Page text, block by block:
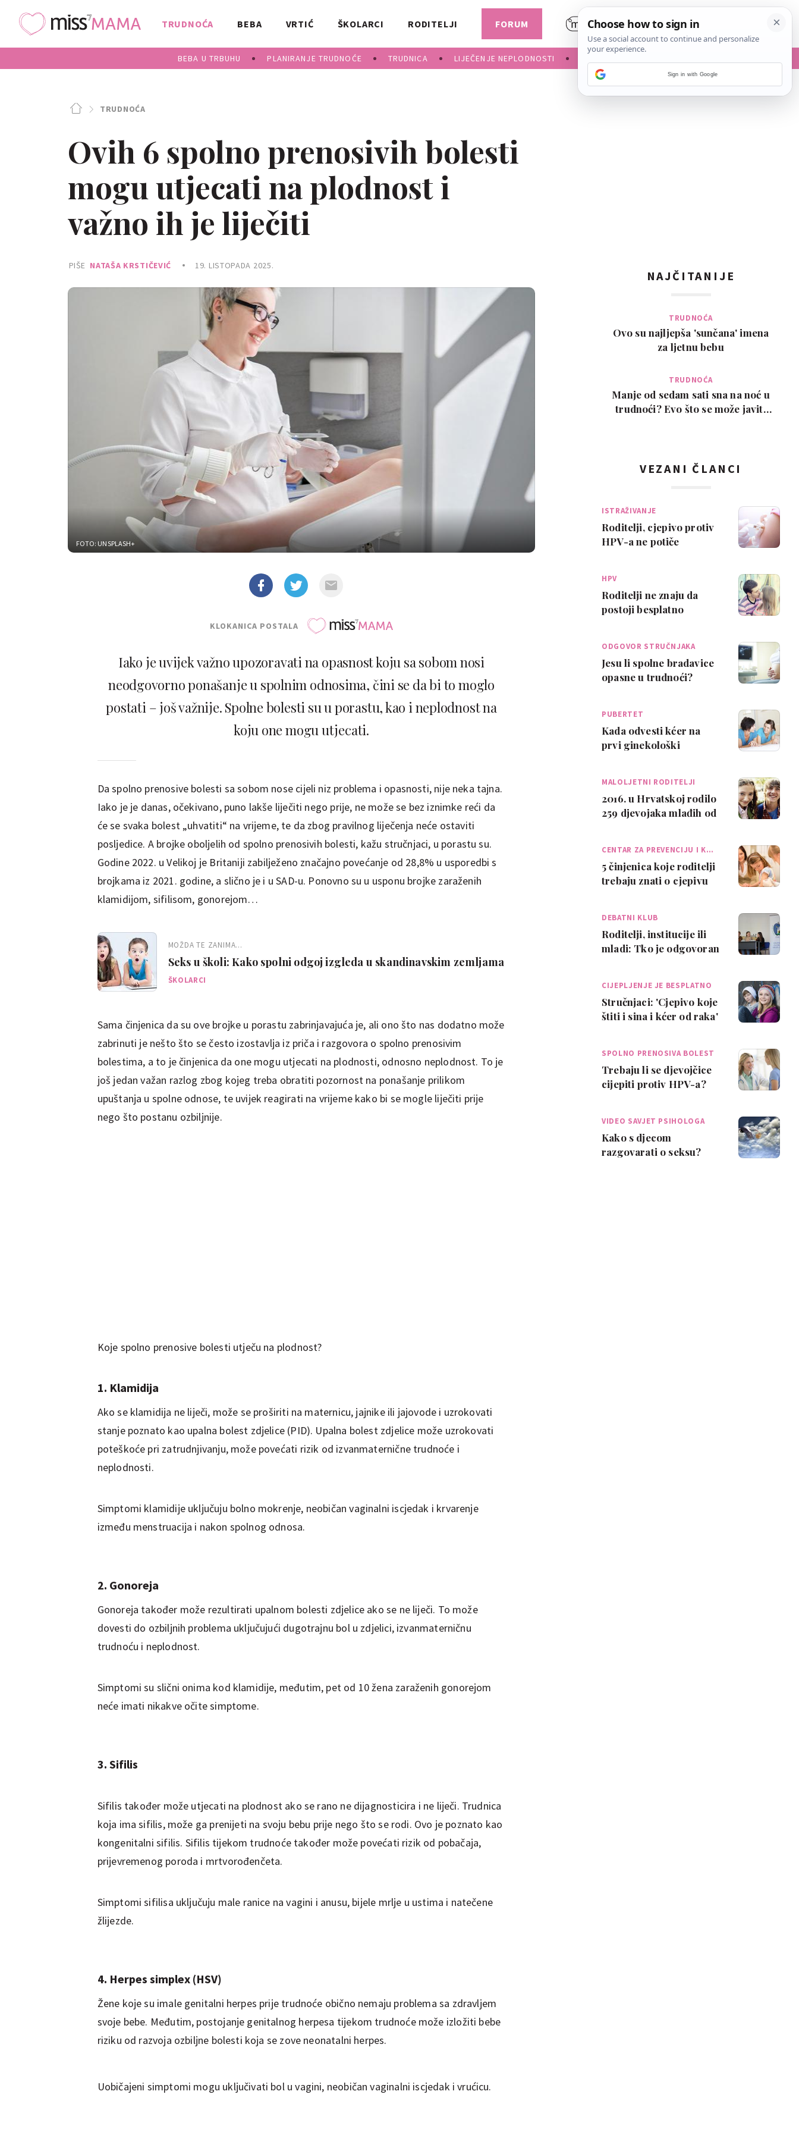
TRUDNOĆA
BEBA U TRBUHU PLANIRANJE TRUDNOĆE TRUDNICA LIJEČENJE NEPLODNOSTI
BEBA VRTIĆ ŠKOLARCI RODITELJI FORUM
TRUDNOĆA
Ovih 6 spolno prenosivih bolesti
mogu utjecati na plodnost i
važno ih je liječiti
PIŠE NATAŠA KRSTIČEVIĆ 19. LISTOPADA 2025.
FOTO: UNSPLASH+
KLOKANICA POSTALA
Iako je uvijek važno upozoravati na opasnost koju sa sobom nosi
neodgovorno ponašanje u spolnim odnosima, čini se da bi to moglo
postati – još važnije. Spolne bolesti su u porastu, kao i neplodnost na
koju one mogu utjecati.
Da spolno prenosive bolesti sa sobom nose cijeli niz problema i opasnosti, nije neka tajna.
Iako je je danas, očekivano, puno lakše liječiti nego prije, ne može se bez iznimke reći da
će se svaka bolest „uhvatiti“ na vrijeme, te da zbog pravilnog liječenja neće ostaviti
posljedice. A brojke oboljelih od spolno prenosivih bolesti, kažu stručnjaci, u porastu su.
Godine 2022. u Velikoj je Britaniji zabilježeno značajno povećanje od 28,8% u usporedbi s
brojkama iz 2021. godine, a slično je i u SAD-u. Ponovno su u usponu brojke zaraženih
klamidijom, sifilisom, gonorejom…
MOŽDA TE ZANIMA...
Seks u školi: Kako spolni odgoj izgleda u skandinavskim zemljama
ŠKOLARCI
Sama činjenica da su ove brojke u porastu zabrinjavajuća je, ali ono što nas dodatno može
zabrinuti je nešto što se često izostavlja iz priča i razgovora o spolno prenosivim
bolestima, a to je činjenica da one mogu utjecati na plodnosti, odnosno neplodnost. To je
još jedan važan razlog zbog kojeg treba obratiti pozornost na ponašanje prilikom
upuštanja u spolne odnose, te uvijek reagirati na vrijeme kako bi se mogle liječiti prije
nego što postanu ozbiljnije.
Koje spolno prenosive bolesti utječu na plodnost?
1. Klamidija
Ako se klamidija ne liječi, može se proširiti na maternicu, jajnike ili jajovode i uzrokovati
stanje poznato kao upalna bolest zdjelice (PID). Upalna bolest zdjelice može uzrokovati
poteškoće pri zatrudnjivanju, može povećati rizik od izvanmaternične trudnoće i
neplodnosti.
Simptomi klamidije uključuju bolno mokrenje, neobičan vaginalni iscjedak i krvarenje
između menstruacija i nakon spolnog odnosa.
2. Gonoreja
Gonoreja također može rezultirati upalnom bolesti zdjelice ako se ne liječi. To može
dovesti do ozbiljnih problema uključujući dugotrajnu bol u zdjelici, izvanmaterničnu
trudnoću i neplodnost.
Simptomi su slični onima kod klamidije, međutim, pet od 10 žena zaraženih gonorejom
neće imati nikakve očite simptome.
3. Sifilis
Sifilis također može utjecati na plodnost ako se rano ne dijagnosticira i ne liječi. Trudnica
koja ima sifilis, može ga prenijeti na svoju bebu prije nego što se rodi. Ovo je poznato kao
kongenitalni sifilis. Sifilis tijekom trudnoće također može povećati rizik od pobačaja,
prijevremenog poroda i mrtvorođenčeta.
Simptomi sifilisa uključuju male ranice na vagini i anusu, bijele mrlje u ustima i natečene
žlijezde.
4. Herpes simplex (HSV)
Žene koje su imale genitalni herpes prije trudnoće obično nemaju problema sa zdravljem
svoje bebe. Međutim, postojanje genitalnog herpesa tijekom trudnoće može izložiti bebe
riziku od razvoja ozbiljne bolesti koja se zove neonatalni herpes.
Uobičajeni simptomi mogu uključivati ​​bol u vagini, neobičan vaginalni iscjedak i vrućicu.
NAJČITANIJE
TRUDNOĆA
Ovo su najljepša 'sunčana' imena
za ljetnu bebu
TRUDNOĆA
Manje od sedam sati sna na noć u
trudnoći? Evo što se može javiti
VEZANI ČLANCI
ISTRAŽIVANJE
Roditelji, cjepivo protiv
HPV-a ne potiče
HPV
Roditelji ne znaju da
postoji besplatno
ODGOVOR STRUČNJAKA
Jesu li spolne bradavice
opasne u trudnoći?
PUBERTET
Kada odvesti kćer na
prvi ginekološki
MALOLJETNI RODITELJI
2016. u Hrvatskoj rodilo
259 djevojaka mlađih od
CENTAR ZA PREVENCIJU I K…
5 činjenica koje roditelji
trebaju znati o cjepivu
DEBATNI KLUB
Roditelji, institucije ili
mladi: Tko je odgovoran
CIJEPLJENJE JE BESPLATNO
Stručnjaci: 'Cjepivo koje
štiti i sina i kćer od raka'
SPOLNO PRENOSIVA BOLEST
Trebaju li se djevojčice
cijepiti protiv HPV-a?
VIDEO SAVJET PSIHOLOGA
Kako s djecom
razgovarati o seksu?
Sign in with Google